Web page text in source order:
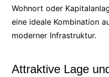
Wohnort oder
eine ideale Kombination
moderner Infrastruktur.
Attraktive Lage